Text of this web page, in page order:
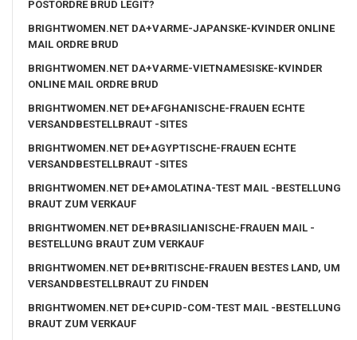
POSTORDRE BRUD LEGIT?
BRIGHTWOMEN.NET DA+VARME-JAPANSKE-KVINDER ONLINE
MAIL ORDRE BRUD
BRIGHTWOMEN.NET DA+VARME-VIETNAMESISKE-KVINDER
ONLINE MAIL ORDRE BRUD
BRIGHTWOMEN.NET DE+AFGHANISCHE-FRAUEN ECHTE
VERSANDBESTELLBRAUT -SITES
BRIGHTWOMEN.NET DE+AGYPTISCHE-FRAUEN ECHTE
VERSANDBESTELLBRAUT -SITES
BRIGHTWOMEN.NET DE+AMOLATINA-TEST MAIL -BESTELLUNG
BRAUT ZUM VERKAUF
BRIGHTWOMEN.NET DE+BRASILIANISCHE-FRAUEN MAIL -
BESTELLUNG BRAUT ZUM VERKAUF
BRIGHTWOMEN.NET DE+BRITISCHE-FRAUEN BESTES LAND, UM
VERSANDBESTELLBRAUT ZU FINDEN
BRIGHTWOMEN.NET DE+CUPID-COM-TEST MAIL -BESTELLUNG
BRAUT ZUM VERKAUF